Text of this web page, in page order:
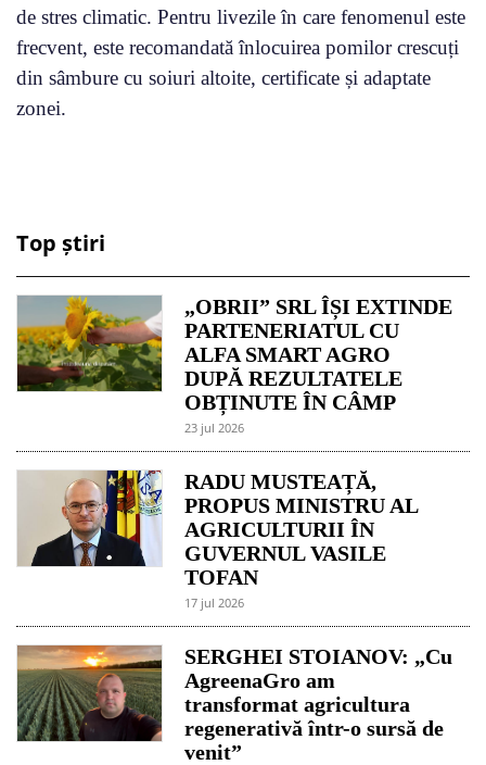
de stres climatic. Pentru livezile în care fenomenul este
frecvent, este recomandată înlocuirea pomilor crescuți
din sâmbure cu soiuri altoite, certificate și adaptate
zonei.
Top știri
„OBRII” SRL ÎȘI EXTINDE
PARTENERIATUL CU
ALFA SMART AGRO
DUPĂ REZULTATELE
OBȚINUTE ÎN CÂMP
23 jul 2026
RADU MUSTEAȚĂ,
PROPUS MINISTRU AL
AGRICULTURII ÎN
GUVERNUL VASILE
TOFAN
17 jul 2026
SERGHEI STOIANOV: „Cu
AgreenaGro am
transformat agricultura
regenerativă într-o sursă de
venit”